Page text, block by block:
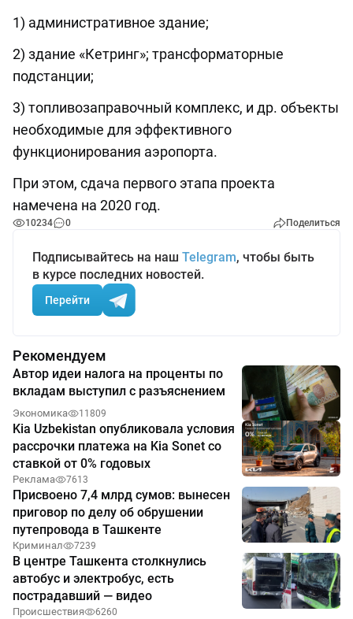
1) административное здание;
2) здание «Кетринг»; трансформаторные
подстанции;
3) топливозаправочный комплекс, и др. объекты
необходимые для эффективного
функционирования аэропорта.
При этом, сдача первого этапа проекта
намечена на 2020 год.
10234 0 Поделиться
Подписывайтесь на наш Telegram, чтобы быть
в курсе последних новостей.
Перейти
Рекомендуем
Автор идеи налога на проценты по
вкладам выступил с разъяснением
Экономика 11809
Kia Uzbekistan опубликовала условия
рассрочки платежа на Kia Sonet со
ставкой от 0% годовых
Реклама 7613
Присвоено 7,4 млрд сумов: вынесен
приговор по делу об обрушении
путепровода в Ташкенте
Криминал 7239
В центре Ташкента столкнулись
автобус и электробус, есть
пострадавший — видео
Происшествия 6260